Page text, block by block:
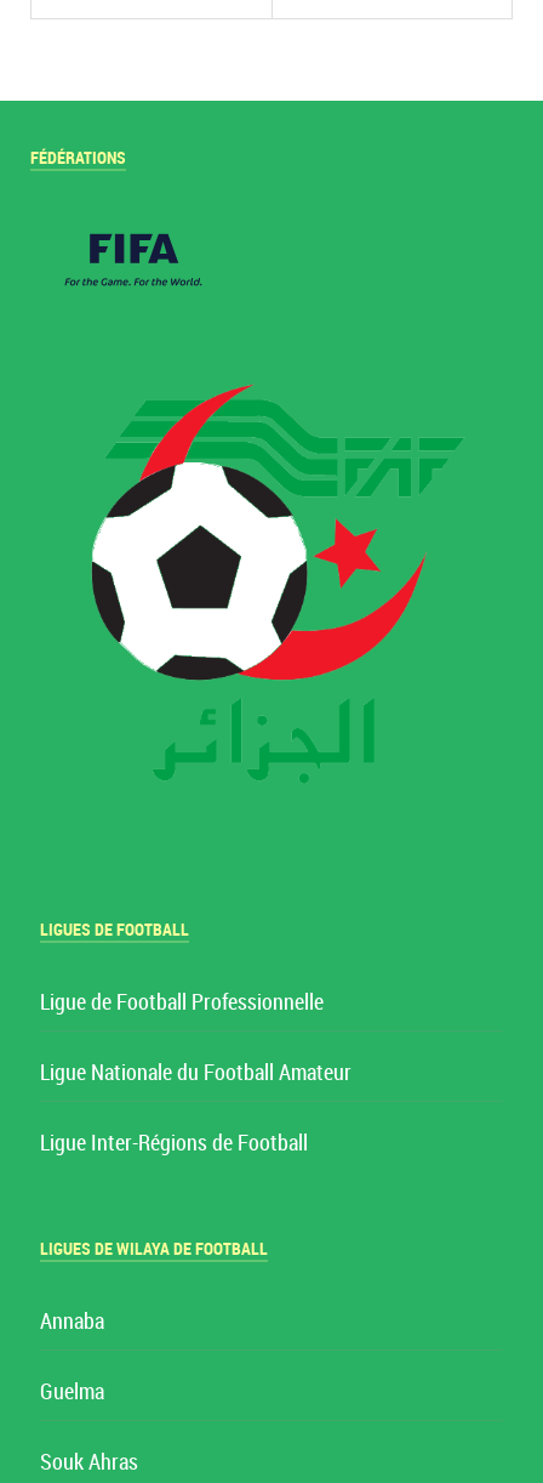
FÉDÉRATIONS
LIGUES DE FOOTBALL
Ligue de Football Professionnelle
Ligue Nationale du Football Amateur
Ligue Inter-Régions de Football
LIGUES DE WILAYA DE FOOTBALL
Annaba
Guelma
Souk Ahras